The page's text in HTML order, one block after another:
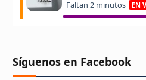
Síguenos en Facebook